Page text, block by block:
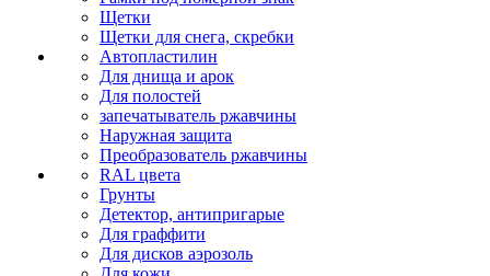
Щетки
Щетки для снега, скребки
Автопластилин
Для днища и арок
Для полостей
запечатыватель ржавчины
Наружная защита
Преобразователь ржавчины
RAL цвета
Грунты
Детектор, антипригарые
Для граффити
Для дисков аэрозоль